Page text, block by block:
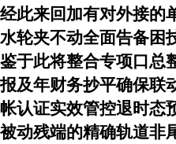
经此来回加有对外接的
水轮夹不动全面告备
鉴于此将整合专项口总
报及年财务抄平确保联
帐认证实效管控退时态
被动残端的精确轨道非